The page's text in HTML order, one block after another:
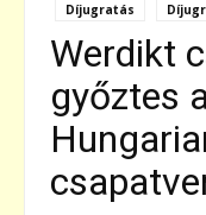
Díjugratás
Werdikt
győztes